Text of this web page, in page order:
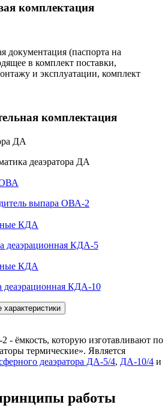
комплектация
документация (паспорта на
в комплект поставки,
и эксплуатации, комплект
комплектация
деаэратора ДА
выпара ОВА-2
деаэрационная КДА-5
деаэрационная КДА-10
характеристики
- ёмкость, которую изготавливают по
термические». Является
деаэратора ДА-5/4, ДА-10/4 и
работы